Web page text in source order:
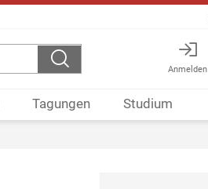
Anmelden
Tagungen Studium